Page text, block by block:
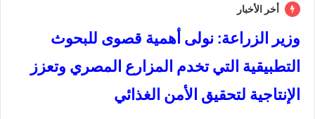
أخر الأخبار
وزير الزراعة: نولى أهمية قصوى للبحوث
التطبيقية التي تخدم المزارع المصري وتعزز
الإنتاجية لتحقيق الأمن الغذائي